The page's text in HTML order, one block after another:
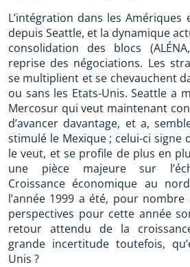
L’intégration dans les Amériques
depuis Seattle, et la dynamique
consolidation des blocs
reprise des négociations. Les
se multiplient et se chevauchent
ou sans les Etats-Unis. Seattle a
Mercosur qui veut maintenant
d’avancer davantage, et a,
stimulé le Mexique ; celui-ci signe
le veut, et se profile de plus en
une pièce majeure sur
Croissance économique au
l’année 1999 a été, pour nombre
perspectives pour cette année
retour attendu de la
grande incertitude toutefois,
Unis ?